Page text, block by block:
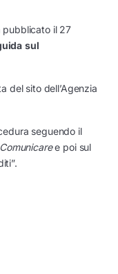
pubblicato il 27
sul
del sito dell’Agenzia
seguendo il
e poi sul